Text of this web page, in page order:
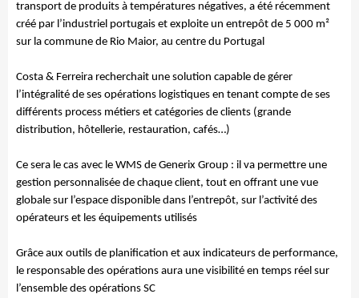
transport de produits à températures négatives, a été récemment
créé par l’industriel portugais et exploite un entrepôt de 5 000 m²
sur la commune de Rio Maior, au centre du Portugal
Costa & Ferreira recherchait une solution capable de gérer
l’intégralité de ses opérations logistiques en tenant compte de ses
différents process métiers et catégories de clients (grande
distribution, hôtellerie, restauration, cafés…)
Ce sera le cas avec le WMS de Generix Group : il va permettre une
gestion personnalisée de chaque client, tout en offrant une vue
globale sur l’espace disponible dans l’entrepôt, sur l’activité des
opérateurs et les équipements utilisés
Grâce aux outils de planification et aux indicateurs de performance,
le responsable des opérations aura une visibilité en temps réel sur
l’ensemble des opérations SC